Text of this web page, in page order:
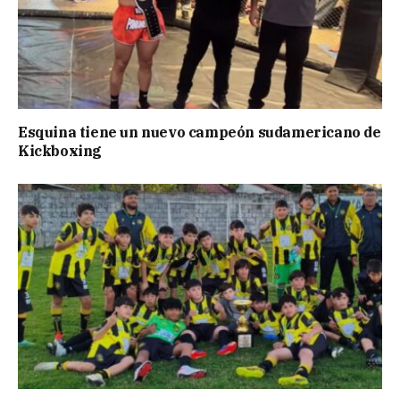
Esquina tiene un nuevo campeón sudamericano de
Kickboxing